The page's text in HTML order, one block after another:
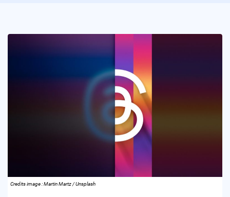
Credits image : Martin Martz / Unsplash